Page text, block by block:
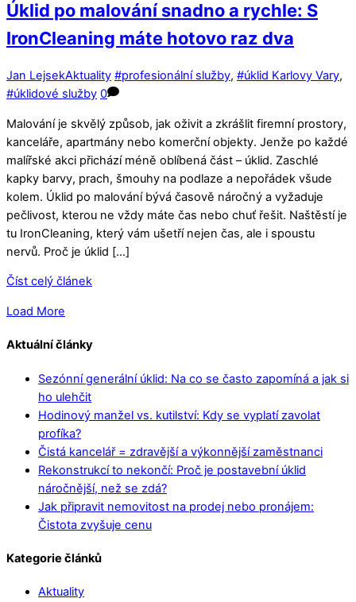
Úklid po malování snadno a rychle: S
IronCleaning máte hotovo raz dva
Jan LejsekAktuality #profesionální služby, #úklid Karlovy Vary,
#úklidové služby 0
Malování je skvělý způsob, jak oživit a zkrášlit firemní prostory,
kanceláře, apartmány nebo komerční objekty. Jenže po každé
malířské akci přichází méně oblíbená část – úklid. Zaschlé
kapky barvy, prach, šmouhy na podlaze a nepořádek všude
kolem. Úklid po malování bývá časově náročný a vyžaduje
pečlivost, kterou ne vždy máte čas nebo chuť řešit. Naštěstí je
tu IronCleaning, který vám ušetří nejen čas, ale i spoustu
nervů. Proč je úklid […]
Číst celý článek
Load More
Aktuální články
Sezónní generální úklid: Na co se často zapomíná a jak si
ho ulehčit
Hodinový manžel vs. kutilství: Kdy se vyplatí zavolat
profíka?
Čistá kancelář = zdravější a výkonnější zaměstnanci
Rekonstrukcí to nekončí: Proč je postavební úklid
náročnější, než se zdá?
Jak připravit nemovitost na prodej nebo pronájem:
Čistota zvyšuje cenu
Kategorie článků
Aktuality